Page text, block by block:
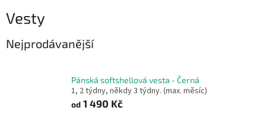
Vesty
Nejprodávanější
Pánská softshellová vesta - Černá
1, 2 týdny, někdy 3 týdny. (max. měsíc)
od 1 490 Kč